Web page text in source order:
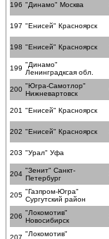
196 "Динамо" Москва
197 "Енисей" Красноярск
198 "Енисей" Красноярск
199 "Динамо"
Ленинградксая обл.
200 "Югра-Самотлор"
Нижневартовск
201 "Енисей" Красноярск
202 "Енисей" Красноярск
203 "Урал" Уфа
204 "Зенит" Санкт-
Петербург
205 "Газпром-Югра"
Сургутский район
206 "Локомотив"
Новосибирск
207 "Локомотив"